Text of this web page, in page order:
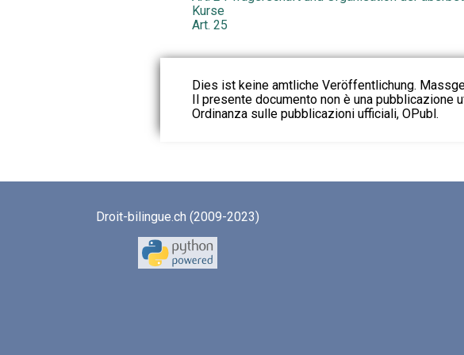
Kurse
Art. 25
Dies ist keine amtliche Veröffentlichung.
Il presente documento non è una pubblicazione
Ordinanza sulle pubblicazioni ufficiali, OPubl.
Droit-bilingue.ch (2009-2023)